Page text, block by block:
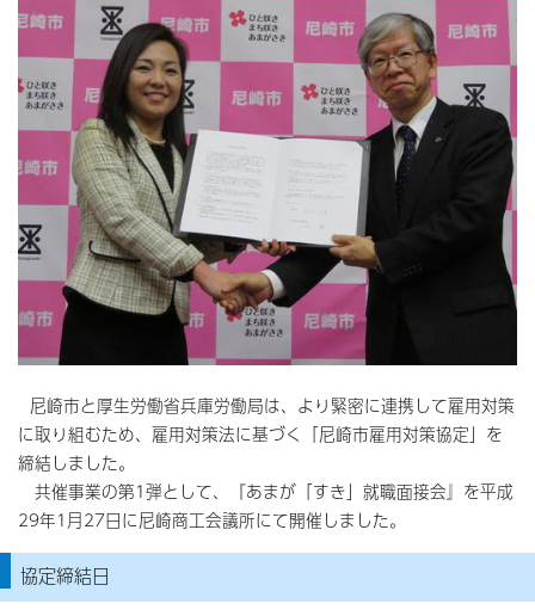
尼崎市と厚生労働省兵庫労働局は、より緊密に連携して雇用対策
に取り組むため、雇用対策法に基づく「尼崎市雇用対策協定」を
締結しました。
共催事業の第1弾として、『あまが「すき」就職面接会』を平成
29年1月27日に尼崎商工会議所にて開催しました。
協定締結日